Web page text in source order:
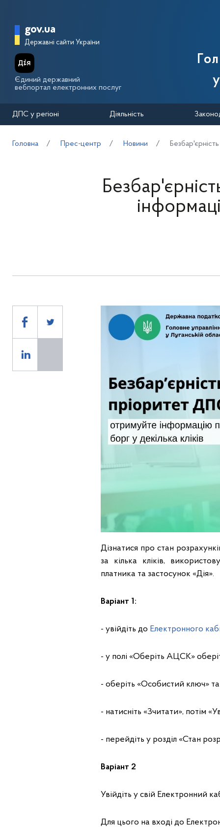
Головна сторінка Державної
gov.ua
Державні сайти України
Єдиний державний
вебпортал електронних послуг
ДПС у регіоні Діяльність
Головна Прес-центр Новини
Дізнатися про стан
за кілька кліків,
платника та застосунок «Дія».
Варіант 1:
- увійдіть до Електронного
- у полі «Оберіть АЦСК»
- оберіть «Особистий ключ»
- натисніть «Зчитати», потім
- перейдіть у розділ «Стан
Варіант 2
Увійдіть у свій Електронний
Для цього на вході до